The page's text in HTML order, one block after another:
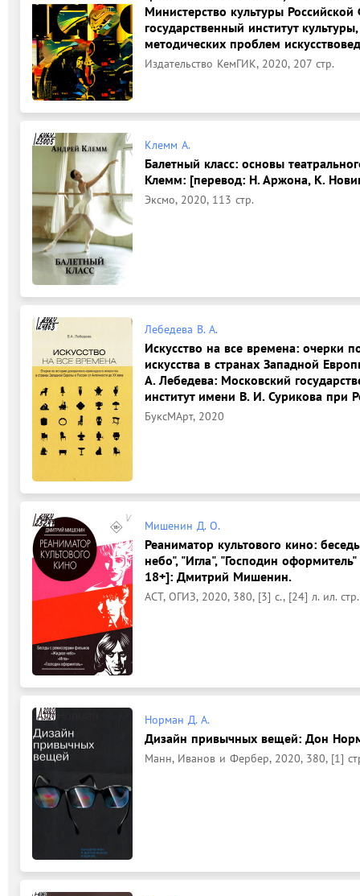
Министерство культуры
государственный институт
методических проблем
Издательство КемГИК, 2020, 207 стр.
Клемм А.
Балетный класс: основы
Клемм: [перевод: Н. Аржона, К.
Эксмо, 2020, 113 стр.
Лебедева В. А.
Искусство на все времена: очерки
искусства в странах Западной
А. Лебедева: Московский
институт имени В. И. Сурикова при
БуксМАрт, 2020
Мишенин Д. О.
Реаниматор культового кино:
небо", "Игла", "Господин
18+]: Дмитрий Мишенин.
АСТ, ОГИЗ, 2020, 380, [3] с., [24] л. ил. стр.
Норман Д. А.
Дизайн привычных вещей: Дон
Манн, Иванов и Фербер, 2020, 380, [1]